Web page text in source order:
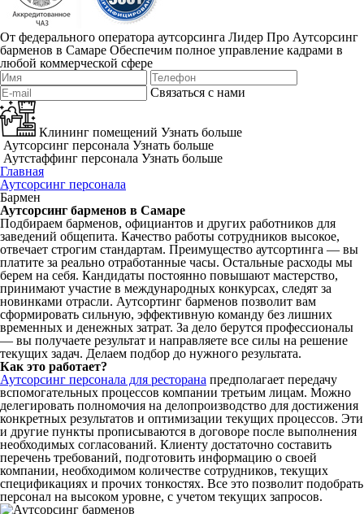
От федерального оператора аутсорсинга Лидер Про Аутсорсинг
барменов в Самаре Обеспечим полное управление кадрами в
любой коммерческой сфере
Связаться с нами
Клининг помещений Узнать больше
Аутсорсинг персонала Узнать больше
Аутстаффинг персонала Узнать больше
Главная
Аутсорсинг персонала
Бармен
Аутсорсинг барменов в Самаре
Подбираем барменов, официантов и других работников для
заведений общепита. Качество работы сотрудников высокое,
отвечает строгим стандартам. Преимущество аутсортинга — вы
платите за реально отработанные часы. Остальные расходы мы
берем на себя. Кандидаты постоянно повышают мастерство,
принимают участие в международных конкурсах, следят за
новинками отрасли. Аутсортинг барменов позволит вам
сформировать сильную, эффективную команду без лишних
временных и денежных затрат. За дело берутся профессионалы
— вы получаете результат и направляете все силы на решение
текущих задач. Делаем подбор до нужного результата.
Как это работает?
Аутсорсинг персонала для ресторана предполагает передачу
вспомогательных процессов компании третьим лицам. Можно
делегировать полномочия на делопроизводство для достижения
конкретных результатов и оптимизации текущих процессов. Эти
и другие пункты прописываются в договоре после выполнения
необходимых согласований. Клиенту достаточно составить
перечень требований, подготовить информацию о своей
компании, необходимом количестве сотрудников, текущих
спецификациях и прочих тонкостях. Все это позволит подобрать
персонал на высоком уровне, с учетом текущих запросов.